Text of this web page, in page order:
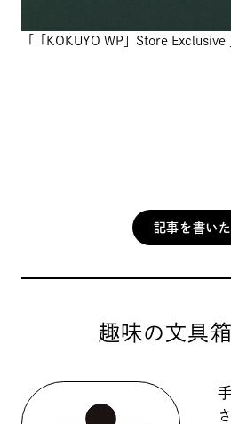
「「KOKUYO WP」Store Exclusive
記事を書い
趣味の文具